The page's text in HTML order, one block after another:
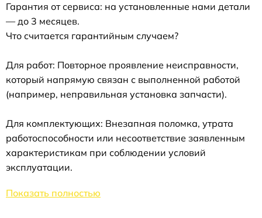
Гарантия от сервиса: на установленные нами детали
— до 3 месяцев.
Что считается гарантийным случаем?
Для работ: Повторное проявление неисправности,
который напрямую связан с выполненной работой
(например, неправильная установка запчасти).
Для комплектующих: Внезапная поломка, утрата
работоспособности или несоответствие заявленным
характеристикам при соблюдении условий
эксплуатации.
Показать полностью